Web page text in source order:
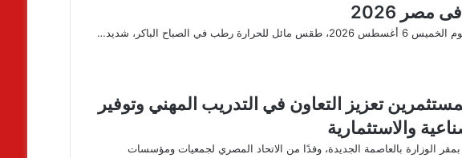
2026
الصباح الباكر، شديد…
تعزيز التعاون في التدريب المهني وتوفير
والاستثمارية
بمقر الوزارة بالعاصمة الجديدة، وفدًا من الاتحاد المصري لجمعيات ومؤسسات